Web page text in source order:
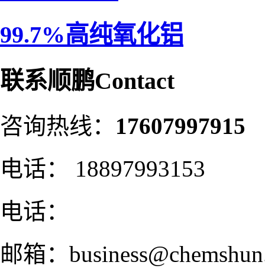
99.7%高纯氧化铝
联系顺鹏Contact
咨询热线： 17607997915
电话：
18897993153
电话：
邮箱：